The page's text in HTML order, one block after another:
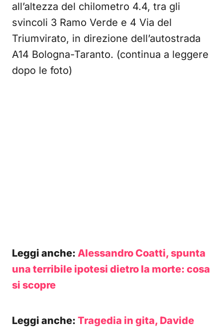
all’altezza del chilometro 4.4, tra gli
svincoli 3 Ramo Verde e 4 Via del
Triumvirato, in direzione dell’autostrada
A14 Bologna-Taranto. (continua a leggere
dopo le foto)
Leggi anche: Alessandro Coatti, spunta
una terribile ipotesi dietro la morte: cosa
si scopre
Leggi anche: Tragedia in gita, Davide